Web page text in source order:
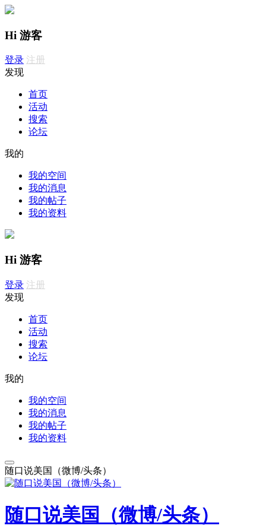
Hi 游客
登录 注册
发现
首页
活动
搜索
论坛
我的
我的空间
我的消息
我的帖子
我的资料
Hi 游客
登录 注册
发现
首页
活动
搜索
论坛
我的
我的空间
我的消息
我的帖子
我的资料
随口说美国（微博/头条）
随口说美国（微博/头条）